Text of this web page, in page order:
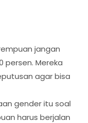
jangan
persen. Mereka
agar bisa
gender itu soal
harus berjalan